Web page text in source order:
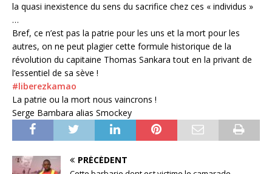
la quasi inexistence du sens du sacrifice chez ces « individus »
…
Bref, ce n’est pas la patrie pour les uns et la mort pour les
autres, on ne peut plagier cette formule historique de la
révolution du capitaine Thomas Sankara tout en la privant de
l’essentiel de sa sève !
#liberezkamao
La patrie ou la mort nous vaincrons !
Serge Bambara alias Smockey
PRÉCÉDENT